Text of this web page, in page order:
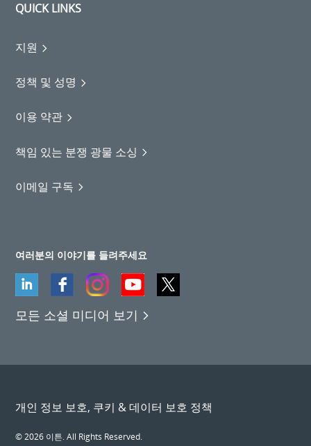
QUICK LINKS
지원
정책 및 성명
이용 약관
책임 있는 분쟁 광물 소싱
이메일 구독
여러분의 이야기를 들려주세요
모든 소셜 미디어 보기
개인 정보 보호, 쿠키 & 데이터 보호 정책
© 2026 이튼. All Rights Reserved.